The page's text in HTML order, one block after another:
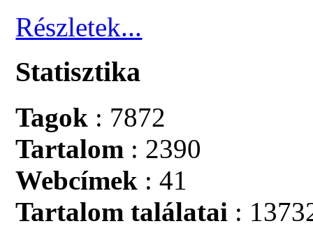
Részletek...
Statisztika
Tagok : 7872
Tartalom : 2390
Webcímek : 41
Tartalom találatai :